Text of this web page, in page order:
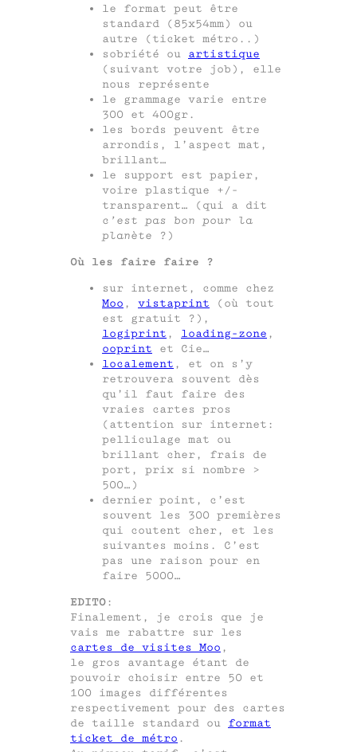
le format peut être
standard (85x54mm) ou
autre (ticket métro..)
sobriété ou artistique
(suivant votre job), elle
nous représente
le grammage varie entre
300 et 400gr.
les bords peuvent être
arrondis, l’aspect mat,
brillant…
le support est papier,
voire plastique +/-
transparent… (qui a dit
c’est pas bon pour la
planète ?)
Où les faire faire ?
sur internet, comme chez
Moo , vistaprint (où tout
est gratuit ?),
logiprint , loading-zone ,
ooprint et Cie…
localement , et on s’y
retrouvera souvent dès
qu’il faut faire des
vraies cartes pros
(attention sur internet:
pelliculage mat ou
brillant cher, frais de
port, prix si nombre >
500…)
dernier point, c’est
souvent les 300 premières
qui coutent cher, et les
suivantes moins. C’est
pas une raison pour en
faire 5000…
EDITO:
Finalement, je crois que je
vais me rabattre sur les
cartes de visites Moo ,
le gros avantage étant de
pouvoir choisir entre 50 et
100 images différentes
respectivement pour des cartes
de taille standard ou format
ticket de métro .